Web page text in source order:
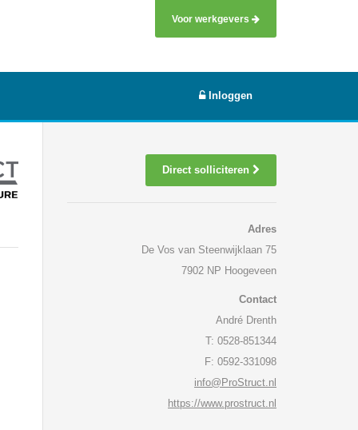
Voor werkgevers
Inloggen
Direct solliciteren
Adres
De Vos van Steenwijklaan 75
7902 NP Hoogeveen
Contact
André Drenth
T: 0528-851344
F: 0592-331098
info@ProStruct.nl
https://www.prostruct.nl